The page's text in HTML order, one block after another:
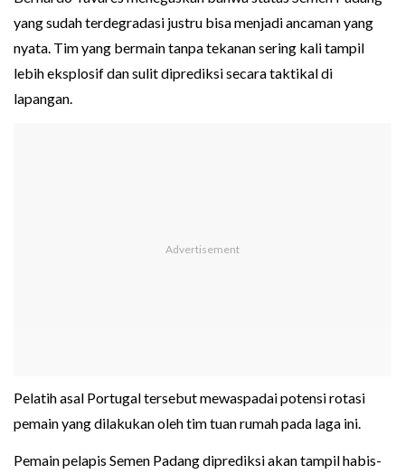
yang sudah terdegradasi justru bisa menjadi ancaman yang
nyata. Tim yang bermain tanpa tekanan sering kali tampil
lebih eksplosif dan sulit diprediksi secara taktikal di
lapangan.
Pelatih asal Portugal tersebut mewaspadai potensi rotasi
pemain yang dilakukan oleh tim tuan rumah pada laga ini.
Pemain pelapis Semen Padang diprediksi akan tampil habis-